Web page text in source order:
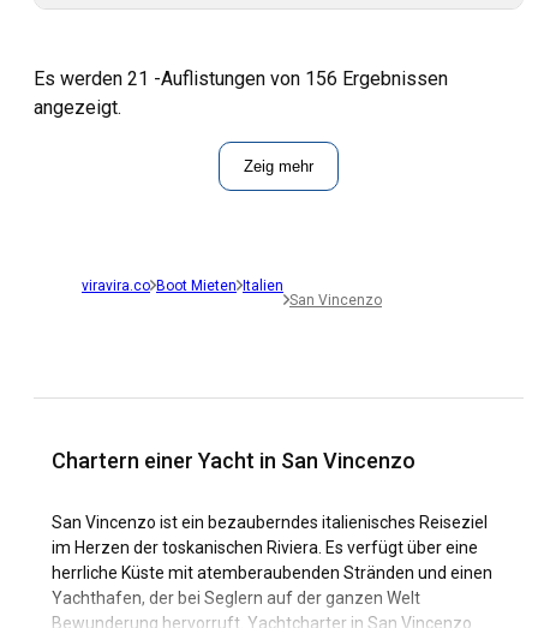
Es werden 21 -Auflistungen von 156 Ergebnissen
angezeigt.
Zeig mehr
viravira.co Boot Mieten Italien
San Vincenzo
Chartern einer Yacht in San Vincenzo
San Vincenzo ist ein bezauberndes italienisches Reiseziel
im Herzen der toskanischen Riviera. Es verfügt über eine
herrliche Küste mit atemberaubenden Stränden und einen
Yachthafen, der bei Seglern auf der ganzen Welt
Bewunderung hervorruft. Yachtcharter in San Vincenzo